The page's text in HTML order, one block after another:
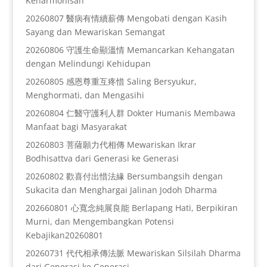
20260807 醫病有情續薪傳 Mengobati dengan Kasih
Sayang dan Mewariskan Semangat
20260806 守護生命顯溫情 Memancarkan Kehangatan
dengan Melindungi Kehidupan
20260805 感恩尊重互疼惜 Saling Bersyukur,
Menghormati, dan Mengasihi
20260804 仁醫守護利人群 Dokter Humanis Membawa
Manfaat bagi Masyarakat
20260803 菩薩願力代相傳 Mewariskan Ikrar
Bodhisattva dari Generasi ke Generasi
20260802 歡喜付出惜法緣 Bersumbangsih dengan
Sukacita dan Menghargai Jalinan Jodoh Dharma
202660801 心寬念純展良能 Berlapang Hati, Berpikiran
Murni, dan Mengembangkan Potensi
Kebajikan20260801
20260731 代代相承傳法脈 Mewariskan Silsilah Dharma